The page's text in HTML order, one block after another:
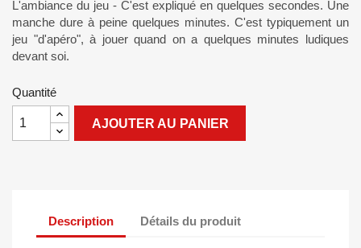
L'ambiance du jeu - C'est expliqué en quelques secondes. Une
manche dure à peine quelques minutes. C'est typiquement un
jeu "d'apéro", à jouer quand on a quelques minutes ludiques
devant soi.
Quantité
AJOUTER AU PANIER
Description Détails du produit